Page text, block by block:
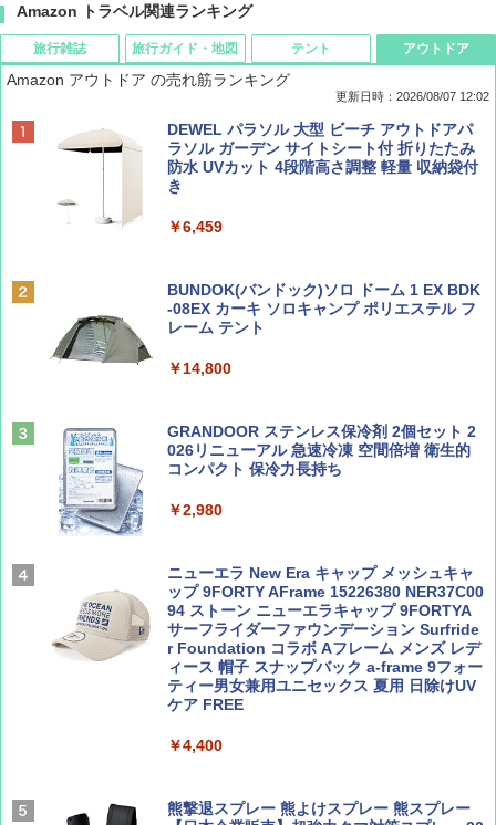
Amazon トラベル関連ランキング
旅行雑誌
ディズニーファン ２０２６年 ９月号 [雑
誌] (ＤＩＳＮＥＹ ＦＡＮ)
￥713
SOTO ミニマル"旅"財布 ランダム2種】
￥1,500
￥1,540
￥1,540
AIRLINE（エアライン）2026年9月号【特
集】ボーイング110周年を祝して！
￥1,760
旅行ガイド・地図
D40 地球の歩き方 チェンマイ タイ北部の魅
力的な町 2026～2027 地球の歩き方D アジア
￥2,079
球の歩き方A ヨーロッパ
￥2,479
￥2,695
ァキア 2026～2027 地球の歩き方A ヨーロッ
パ
￥2,277
新しい日本地理 地図・統計・移動から読み
解く (講談社現代新書)
￥1,540
テント
[キャンパーズコレクション 山善] ポップアッ
プテント 傘みたいに広げて畳める パッとサ
ッとサンシェード キューブ フルクローズ メ
ッシュ 簡単設置 ワンタッチテント キャンプ
PYKES PEAK (パイクスピーク) 着替えテン
ト プライバシー テント 【中が透けない】 1
ーチ ピクニック ポップアップテント 携帯 簡
￥4,980
テント ワンタッチ RENEW 幅200 2-3人用 43
￥5,999
[キャンパーズコレクション 山善] 傘みたいに
広げるだけ パッとサッとテント ブラックコ
ーティング フルクローズ メッシュ 3-4人用
簡単設置 ポップアップテント エクルベージ
ュ(BC仕様) PATC-150B(EB)
￥9,990
[キャンパーズコレクション 山善] 傘みたいに
アウトドア
Amazon アウトドア の売れ筋ランキング
更新日時：2026/08/07 12:02
DEWEL パラソル 大型 ビーチ アウトドアパ
ラソル ガーデン サイトシート付 折りたたみ
防水 UVカット 4段階高さ調整 軽量 収納袋付
き
￥6,459
BUNDOK(バンドック)ソロ ドーム 1 EX BDK
-08EX カーキ ソロキャンプ ポリエステル フ
レーム テント
￥14,800
GRANDOOR ステンレス保冷剤 2個セット 2
026リニューアル 急速冷凍 空間倍増 衛生的
コンパクト 保冷力長持ち
￥2,980
ニューエラ New Era キャップ メッシュキャ
ップ 9FORTY AFrame 15226380 NER37C00
94 ストーン ニューエラキャップ 9FORTYA
サーフライダーファウンデーション Surfride
r Foundation コラボ Aフレーム メンズ レデ
ィース 帽子 スナップバック a-frame 9フォー
ティー男女兼用ユニセックス 夏用 日除けUV
ケア FREE
￥4,400
熊撃退スプレー 熊よけスプレー 熊スプレー